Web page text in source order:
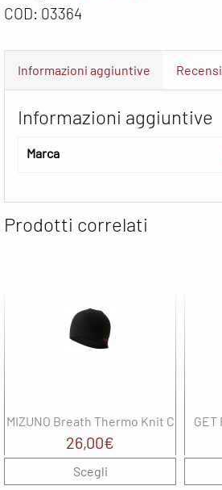
COD: 03364
Informazioni aggiuntive
Informazioni aggiuntive
Marca
Prodotti correlati
MIZUNO Breath Thermo Knit Cap
26,00€
Scegli
GET